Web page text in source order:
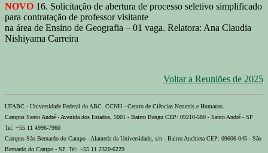
NOVO 16. Solicitação de abertura de processo seletivo simplificado
para contratação de professor visitante
na área de Ensino de Geografia – 01 vaga. Relatora: Ana Claudia
Nishiyama Carreira
Voltar a Reuniões de 2025
UFABC - Universidade Federal do ABC. CCNH - Centro de Ciências Naturais e Humanas.
Campus Santo André - Avenida dos Estados, 5001 - Bairro Bangu CEP: 09210-580 - Santo André - SP
Tel: +55 11 4996-7960
Campus São Bernardo do Campo - Alameda da Universidade, s/n - Bairro Anchieta CEP: 09606-045 - São
Bernardo do Campo - SP. Tel: +55 11 2320-6229